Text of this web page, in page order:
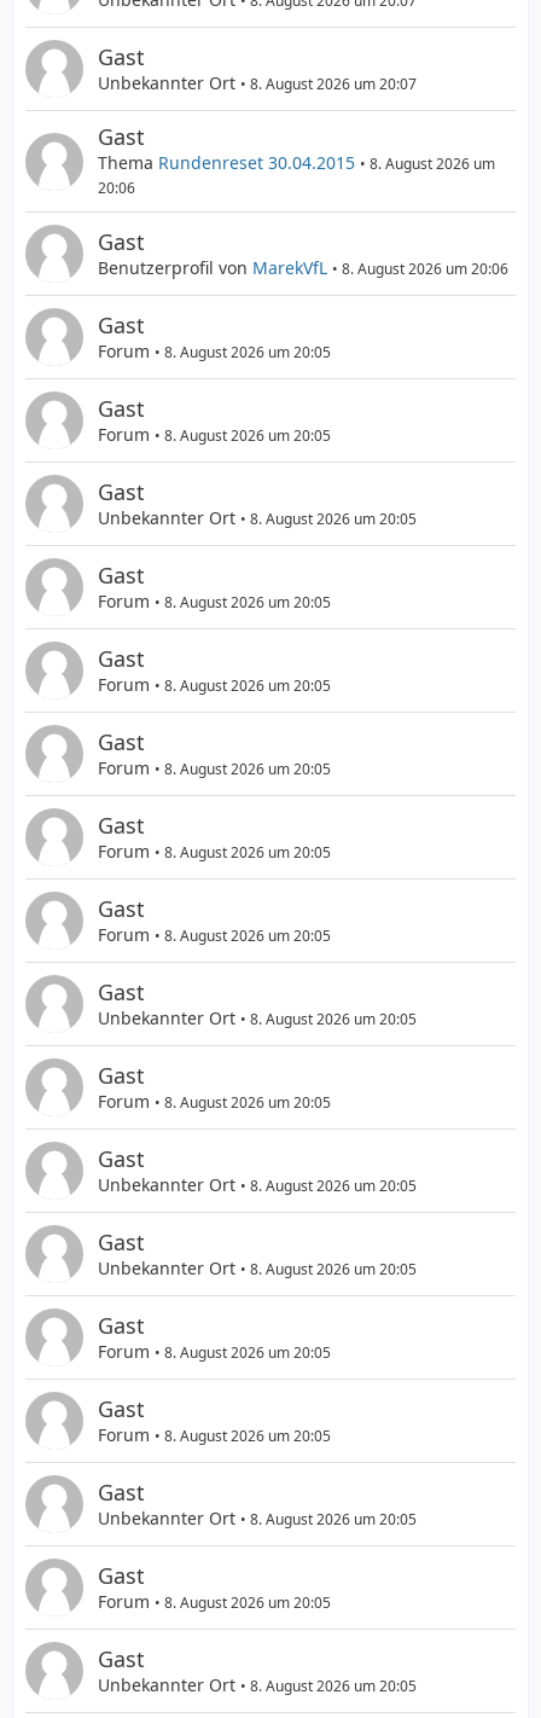
Gast
Unbekannter Ort 8. August 2026 um 20:07
Gast
Thema Rundenreset 30.04.2015
8. August 2026 um
20:06
Gast
Benutzerprofil von MarekVfL 8. August 2026 um 20:06
Gast
Forum 8. August 2026 um 20:05
Gast
Forum 8. August 2026 um 20:05
Gast
Unbekannter Ort 8. August 2026 um 20:05
Gast
Forum 8. August 2026 um 20:05
Gast
Forum 8. August 2026 um 20:05
Gast
Forum 8. August 2026 um 20:05
Gast
Forum 8. August 2026 um 20:05
Gast
Forum 8. August 2026 um 20:05
Gast
Unbekannter Ort 8. August 2026 um 20:05
Gast
Forum 8. August 2026 um 20:05
Gast
Unbekannter Ort 8. August 2026 um 20:05
Gast
Unbekannter Ort 8. August 2026 um 20:05
Gast
Forum 8. August 2026 um 20:05
Gast
Forum 8. August 2026 um 20:05
Gast
Unbekannter Ort 8. August 2026 um 20:05
Gast
Forum 8. August 2026 um 20:05
Gast
Unbekannter Ort 8. August 2026 um 20:05